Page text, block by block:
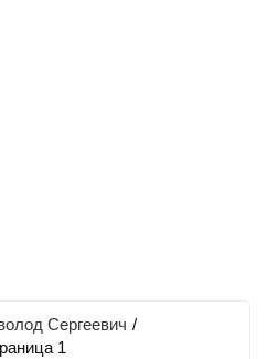
Сергеевич /
1